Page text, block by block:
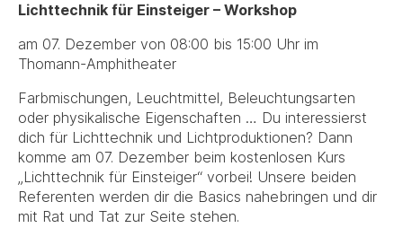
Lichttechnik für Einsteiger – Workshop
am 07. Dezember von 08:00 bis 15:00 Uhr im
Thomann-Amphitheater
Farbmischungen, Leuchtmittel, Beleuchtungsarten
oder physikalische Eigenschaften … Du interessierst
dich für Lichttechnik und Lichtproduktionen? Dann
komme am 07. Dezember beim kostenlosen Kurs
„Lichttechnik für Einsteiger“ vorbei! Unsere beiden
Referenten werden dir die Basics nahebringen und dir
mit Rat und Tat zur Seite stehen.